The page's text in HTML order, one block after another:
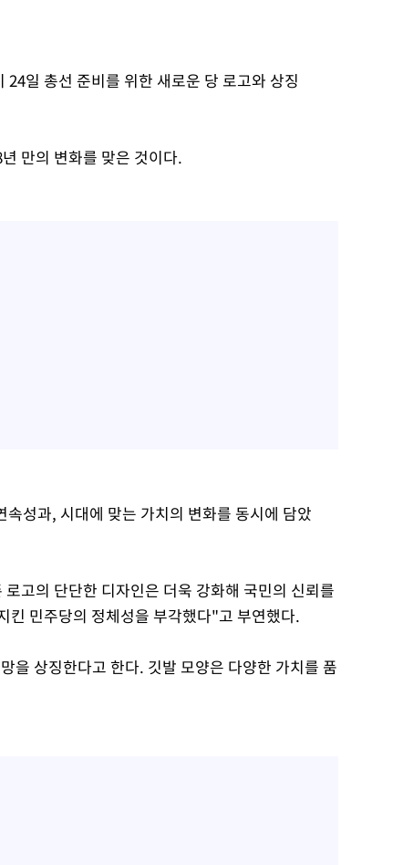
일 총선 준비를 위한 새로운 당 로고와 상징
만의 변화를 맞은 것이다.
성과, 시대에 맞는 가치의 변화를 동시에 담았
고의 단단한 디자인은 더욱 강화해 국민의 신뢰를
킨 민주당의 정체성을 부각했다"고 부연했다.
을 상징한다고 한다. 깃발 모양은 다양한 가치를 품